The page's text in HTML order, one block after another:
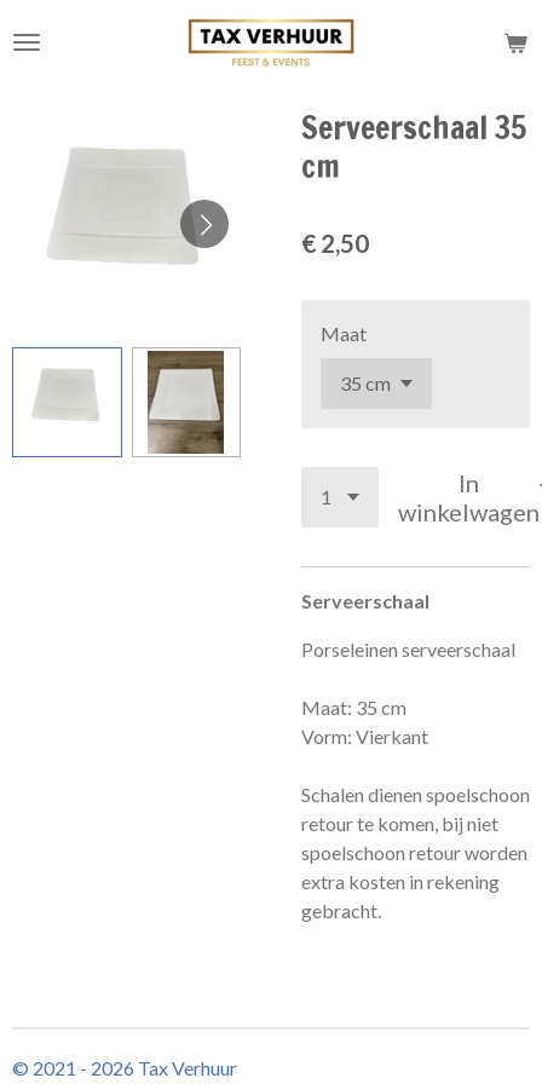
direct
Serveerschaal 35
cm
€ 2,50
Maat
In
winkelwagen
Serveerschaal
Porseleinen serveerschaal
Maat: 35 cm
Vorm: Vierkant
Schalen dienen spoelschoon
retour te komen, bij niet
spoelschoon retour worden
extra kosten in rekening
gebracht.
© 2021 - 2026 Tax Verhuur